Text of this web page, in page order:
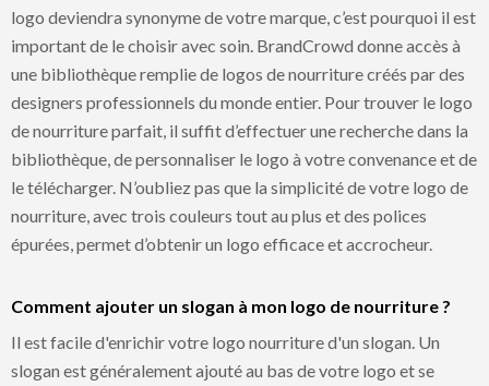
logo deviendra synonyme de votre marque, c’est pourquoi il est
important de le choisir avec soin. BrandCrowd donne accès à
une bibliothèque remplie de logos de nourriture créés par des
designers professionnels du monde entier. Pour trouver le logo
de nourriture parfait, il suffit d’effectuer une recherche dans la
bibliothèque, de personnaliser le logo à votre convenance et de
le télécharger. N’oubliez pas que la simplicité de votre logo de
nourriture, avec trois couleurs tout au plus et des polices
épurées, permet d’obtenir un logo efficace et accrocheur.
Comment ajouter un slogan à mon logo de nourriture ?
Il est facile d'enrichir votre logo nourriture d'un slogan. Un
slogan est généralement ajouté au bas de votre logo et se